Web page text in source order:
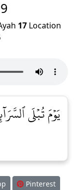
17 Location
يَوۡمَ تُبۡلَى
Pinterest